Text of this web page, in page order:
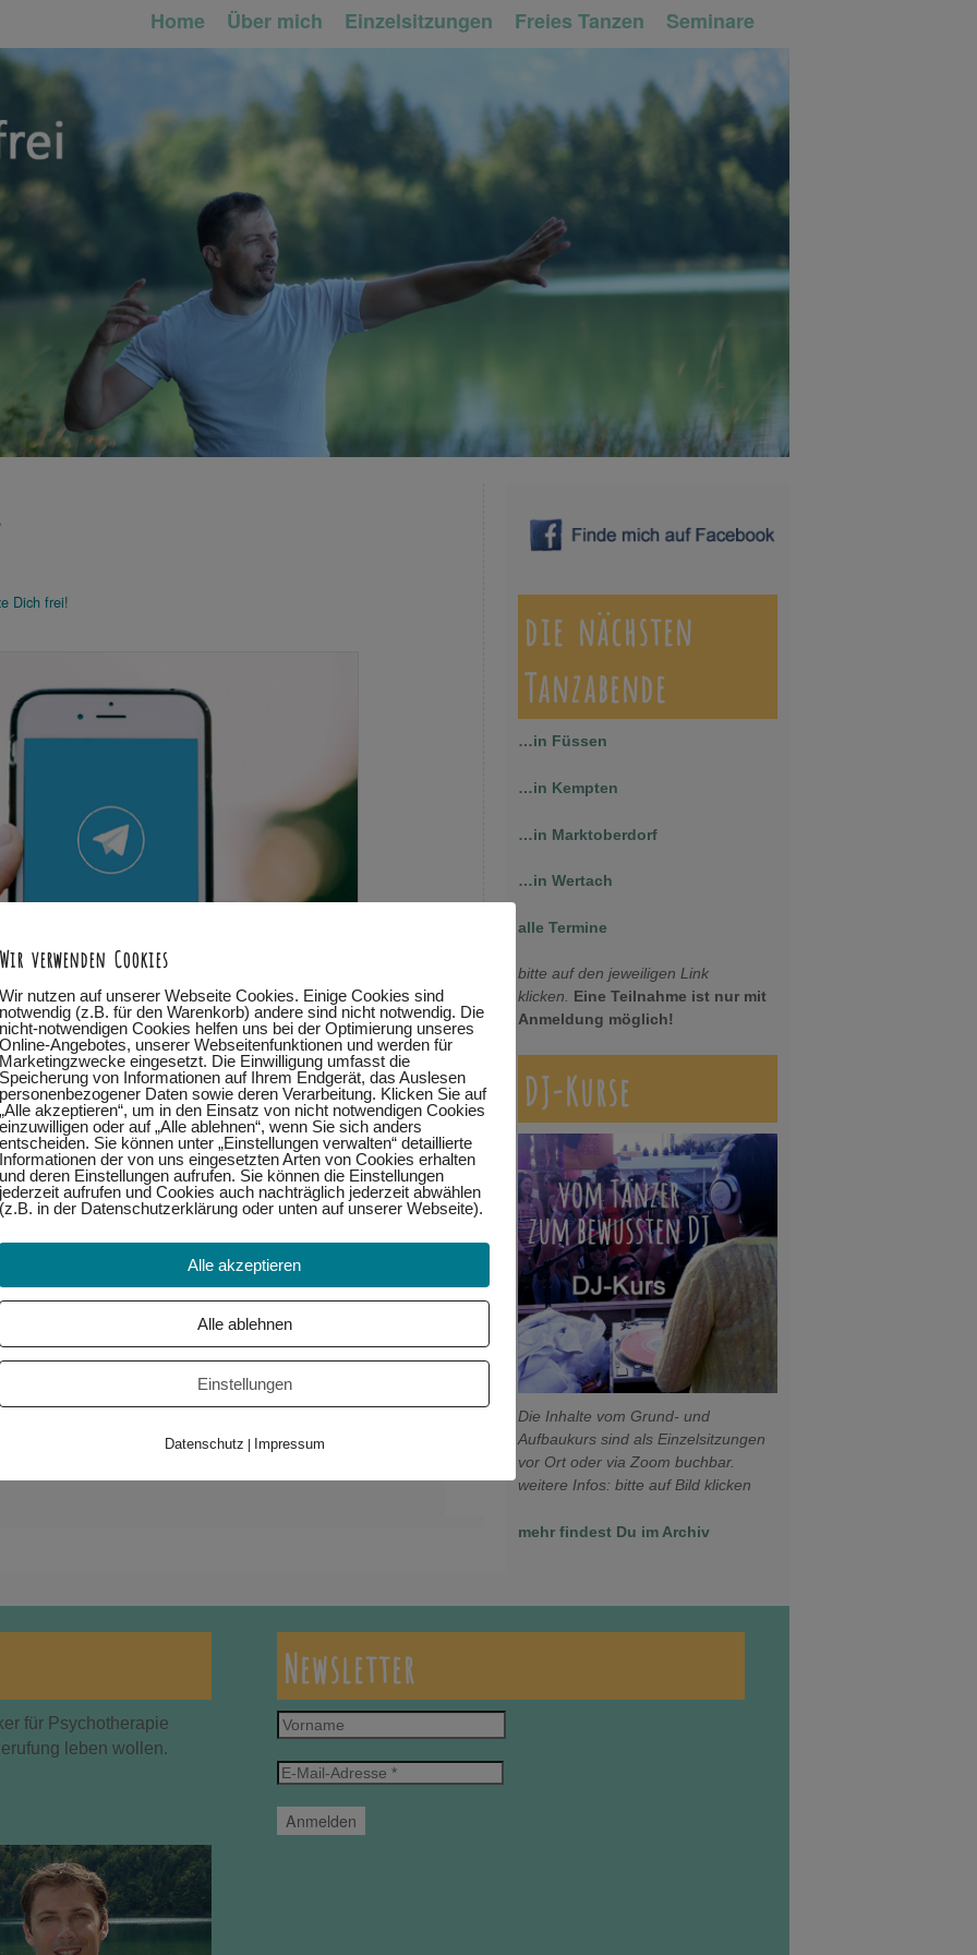
Home Über mich Einzelsitzungen Freies Tanzen Seminare
Dich frei!
die nächsten
Tanzabende
…in Füssen
…in Kempten
…in Marktoberdorf
…in Wertach
alle Termine
bitte auf den jeweiligen Link
klicken. Eine Teilnahme ist nur mit
Anmeldung möglich!
DJ-Kurse
Die Inhalte vom Grund- und
Aufbaukurs sind als Einzelsitzungen
vor Ort oder via Zoom buchbar.
weitere Infos: bitte auf Bild klicken
mehr findest Du im Archiv
für Psychotherapie
leben wollen.
Newsletter
Vorname
E-
Adresse
*
Wir verwenden Cookies
Wir nutzen auf unserer Webseite Cookies. Einige Cookies sind
notwendig (z.B. für den Warenkorb) andere sind nicht notwendig. Die
nicht-notwendigen Cookies helfen uns bei der Optimierung unseres
Online-Angebotes, unserer Webseitenfunktionen und werden für
Marketingzwecke eingesetzt. Die Einwilligung umfasst die
Speicherung von Informationen auf Ihrem Endgerät, das Auslesen
personenbezogener Daten sowie deren Verarbeitung. Klicken Sie auf
„Alle akzeptieren“, um in den Einsatz von nicht notwendigen Cookies
einzuwilligen oder auf „Alle ablehnen“, wenn Sie sich anders
entscheiden. Sie können unter „Einstellungen verwalten“ detaillierte
Informationen der von uns eingesetzten Arten von Cookies erhalten
und deren Einstellungen aufrufen. Sie können die Einstellungen
jederzeit aufrufen und Cookies auch nachträglich jederzeit abwählen
(z.B. in der Datenschutzerklärung oder unten auf unserer Webseite).
Alle akzeptieren
Alle ablehnen
Einstellungen
Datenschutz Impressum